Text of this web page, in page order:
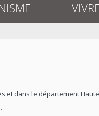
et dans le département